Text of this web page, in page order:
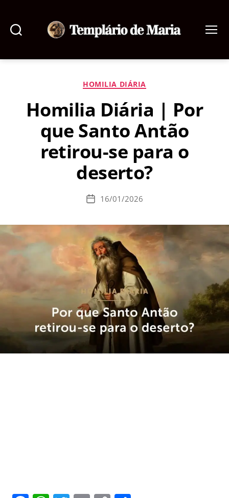
de
Categorias
HOMILIA DIÁRIA
Homilia Diária | Por
que Santo Antão
retirou-se para o
deserto?
Data16/01/2026